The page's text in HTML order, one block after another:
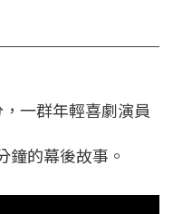
一群年輕喜劇演員
鐘的幕後故事。